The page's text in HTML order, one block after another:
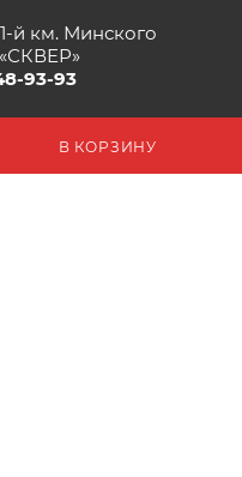
В КОРЗИНУ
й км. Минского
93-93
шоссе д.2
82-04